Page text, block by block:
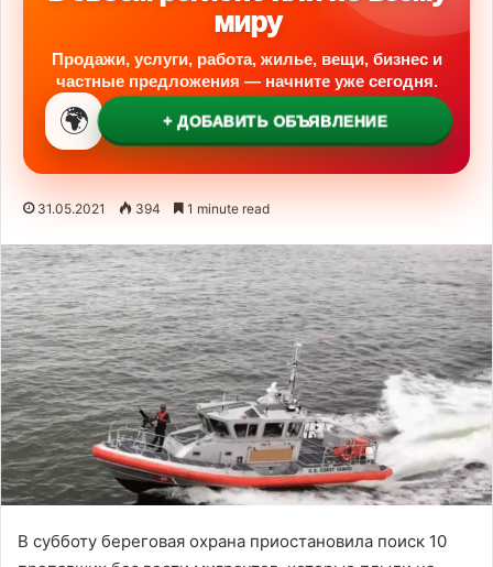
миру
Продажи, услуги, работа, жилье, вещи, бизнес и
частные предложения — начните уже сегодня.
🌍 + ДОБАВИТЬ ОБЪЯВЛЕНИЕ
31.05.2021 394 1 minute read
В субботу береговая охрана приостановила поиск 10